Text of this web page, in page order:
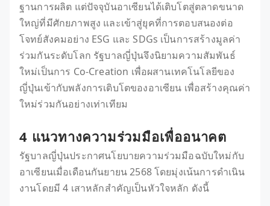
ฐานการผลิต แต่ปัจจุบันอาเซียนได้เติบโตสู่ตลาดขนาด
ใหญ่ที่มีศักยภาพสูง และเข้าสู่ยุคที่การตอบสนองต่อ
โจทย์สังคมอย่าง ESG และ SDGs เป็นการสร้างมูลค่า
ร่วมกันระดับโลก รัฐบาลญี่ปุ่นจึงนิยามความสัมพันธ์
ใหม่เป็นการ Co-Creation เพื่อผสานเทคโนโลยีของ
ญี่ปุ่นเข้ากับพลังการเติบโตของอาเซียน เพื่อสร้างคุณค่า
ใหม่ร่วมกันอย่างเท่าเทียม
4 แนวทางความร่วมมือเพื่ออนาคต
รัฐบาลญี่ปุ่นประกาศนโยบายความร่วมมือฉบับใหม่กับ
อาเซียนเมื่อเดือนกันยายน 2568 โดยมุ่งเน้นการดำเนิน
งานโดยมี 4 เสาหลักสำคัญเป็นหัวใจหลัก ดังนี้